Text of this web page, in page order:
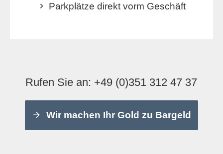
Parkplätze direkt vorm Geschäft
Rufen Sie an: +49 (0)351 312 47 37
Wir machen Ihr Gold zu Bargeld